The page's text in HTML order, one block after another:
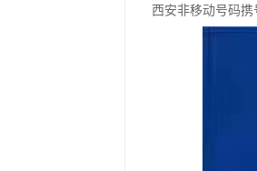
西安非移动号码携